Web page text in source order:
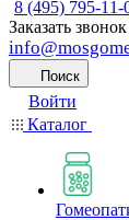
8 (495) 795-11-
Заказать звонок
Поиск
Войти
Каталог